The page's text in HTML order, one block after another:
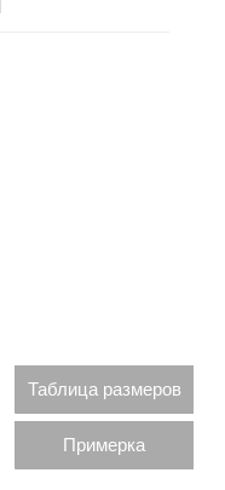
Таблица размеров
Примерка